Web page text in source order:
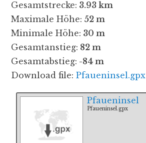
Gesamtstrecke: 3.93 km
Maximale Höhe: 52 m
Minimale Höhe: 30 m
Gesamtanstieg: 82 m
Gesamtabstieg: -84 m
Download file: Pfaueninsel.gpx
Pfaueninsel
Pfaueninsel.gpx